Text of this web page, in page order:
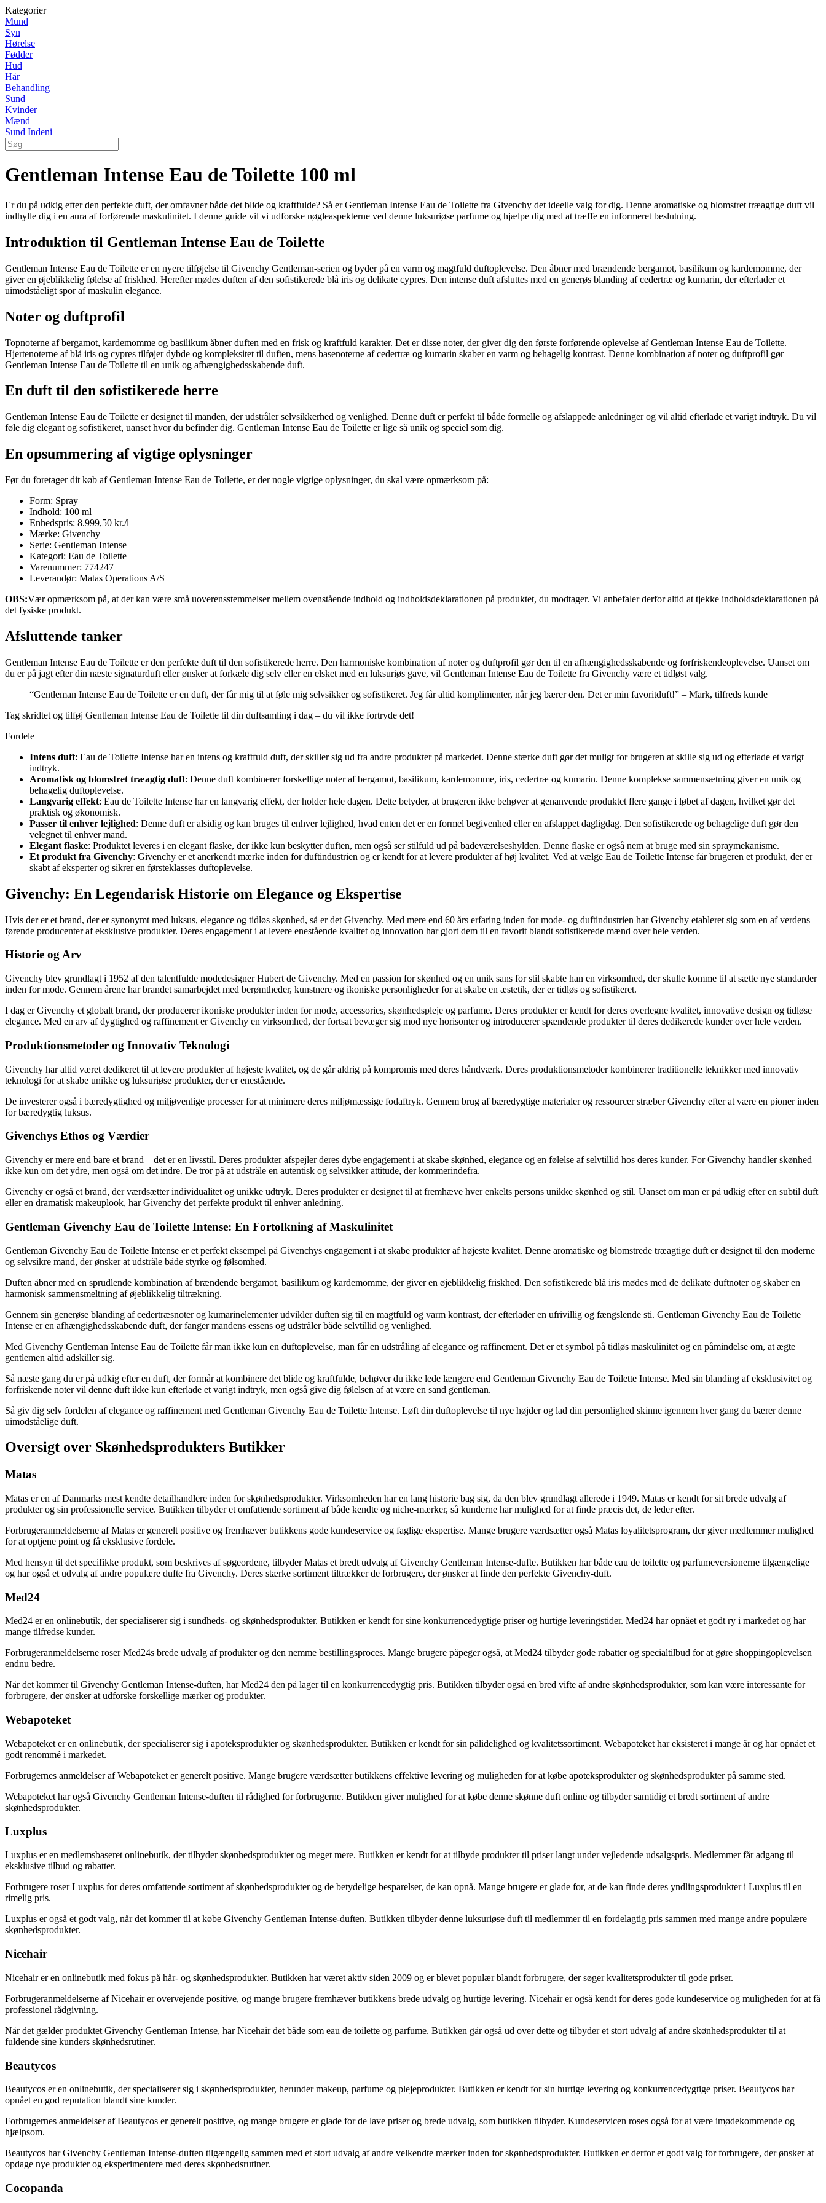
Kategorier
Mund
Syn
Hørelse
Fødder
Hud
Hår
Behandling
Sund
Kvinder
Mænd
Sund Indeni
Gentleman Intense Eau de Toilette 100 ml
Er du på udkig efter den perfekte duft, der omfavner både det blide og kraftfulde? Så er Gentleman Intense Eau de Toilette fra Givenchy det ideelle valg for dig. Denne aromatiske og blomstret træagtige duft vil
indhylle dig i en aura af forførende maskulinitet. I denne guide vil vi udforske nøgleaspekterne ved denne luksuriøse parfume og hjælpe dig med at træffe en informeret beslutning.
Introduktion til Gentleman Intense Eau de Toilette
Gentleman Intense Eau de Toilette er en nyere tilføjelse til Givenchy Gentleman-serien og byder på en varm og magtfuld duftoplevelse. Den åbner med brændende bergamot, basilikum og kardemomme, der
giver en øjeblikkelig følelse af friskhed. Herefter mødes duften af den sofistikerede blå iris og delikate cypres. Den intense duft afsluttes med en generøs blanding af cedertræ og kumarin, der efterlader et
uimodståeligt spor af maskulin elegance.
Noter og duftprofil
Topnoterne af bergamot, kardemomme og basilikum åbner duften med en frisk og kraftfuld karakter. Det er disse noter, der giver dig den første forførende oplevelse af Gentleman Intense Eau de Toilette.
Hjertenoterne af blå iris og cypres tilføjer dybde og kompleksitet til duften, mens basenoterne af cedertræ og kumarin skaber en varm og behagelig kontrast. Denne kombination af noter og duftprofil gør
Gentleman Intense Eau de Toilette til en unik og afhængighedsskabende duft.
En duft til den sofistikerede herre
Gentleman Intense Eau de Toilette er designet til manden, der udstråler selvsikkerhed og venlighed. Denne duft er perfekt til både formelle og afslappede anledninger og vil altid efterlade et varigt indtryk. Du vil
føle dig elegant og sofistikeret, uanset hvor du befinder dig. Gentleman Intense Eau de Toilette er lige så unik og speciel som dig.
En opsummering af vigtige oplysninger
Før du foretager dit køb af Gentleman Intense Eau de Toilette, er der nogle vigtige oplysninger, du skal være opmærksom på:
Form: Spray
Indhold: 100 ml
Enhedspris: 8.999,50 kr./l
Mærke: Givenchy
Serie: Gentleman Intense
Kategori: Eau de Toilette
Varenummer: 774247
Leverandør: Matas Operations A/S
OBS:Vær opmærksom på, at der kan være små uoverensstemmelser mellem ovenstående indhold og indholdsdeklarationen på produktet, du modtager. Vi anbefaler derfor altid at tjekke indholdsdeklarationen på
det fysiske produkt.
Afsluttende tanker
Gentleman Intense Eau de Toilette er den perfekte duft til den sofistikerede herre. Den harmoniske kombination af noter og duftprofil gør den til en afhængighedsskabende og forfriskendeoplevelse. Uanset om
du er på jagt efter din næste signaturduft eller ønsker at forkæle dig selv eller en elsket med en luksuriøs gave, vil Gentleman Intense Eau de Toilette fra Givenchy være et tidløst valg.
“Gentleman Intense Eau de Toilette er en duft, der får mig til at føle mig selvsikker og sofistikeret. Jeg får altid komplimenter, når jeg bærer den. Det er min favoritduft!” – Mark, tilfreds kunde
Tag skridtet og tilføj Gentleman Intense Eau de Toilette til din duftsamling i dag – du vil ikke fortryde det!
Fordele
Intens duft: Eau de Toilette Intense har en intens og kraftfuld duft, der skiller sig ud fra andre produkter på markedet. Denne stærke duft gør det muligt for brugeren at skille sig ud og efterlade et varigt
indtryk.
Aromatisk og blomstret træagtig duft: Denne duft kombinerer forskellige noter af bergamot, basilikum, kardemomme, iris, cedertræ og kumarin. Denne komplekse sammensætning giver en unik og
behagelig duftoplevelse.
Langvarig effekt: Eau de Toilette Intense har en langvarig effekt, der holder hele dagen. Dette betyder, at brugeren ikke behøver at genanvende produktet flere gange i løbet af dagen, hvilket gør det
praktisk og økonomisk.
Passer til enhver lejlighed: Denne duft er alsidig og kan bruges til enhver lejlighed, hvad enten det er en formel begivenhed eller en afslappet dagligdag. Den sofistikerede og behagelige duft gør den
velegnet til enhver mand.
Elegant flaske: Produktet leveres i en elegant flaske, der ikke kun beskytter duften, men også ser stilfuld ud på badeværelseshylden. Denne flaske er også nem at bruge med sin spraymekanisme.
Et produkt fra Givenchy: Givenchy er et anerkendt mærke inden for duftindustrien og er kendt for at levere produkter af høj kvalitet. Ved at vælge Eau de Toilette Intense får brugeren et produkt, der er
skabt af eksperter og sikrer en førsteklasses duftoplevelse.
Givenchy: En Legendarisk Historie om Elegance og Ekspertise
Hvis der er et brand, der er synonymt med luksus, elegance og tidløs skønhed, så er det Givenchy. Med mere end 60 års erfaring inden for mode- og duftindustrien har Givenchy etableret sig som en af verdens
førende producenter af eksklusive produkter. Deres engagement i at levere enestående kvalitet og innovation har gjort dem til en favorit blandt sofistikerede mænd over hele verden.
Historie og Arv
Givenchy blev grundlagt i 1952 af den talentfulde modedesigner Hubert de Givenchy. Med en passion for skønhed og en unik sans for stil skabte han en virksomhed, der skulle komme til at sætte nye standarder
inden for mode. Gennem årene har brandet samarbejdet med berømtheder, kunstnere og ikoniske personligheder for at skabe en æstetik, der er tidløs og sofistikeret.
I dag er Givenchy et globalt brand, der producerer ikoniske produkter inden for mode, accessories, skønhedspleje og parfume. Deres produkter er kendt for deres overlegne kvalitet, innovative design og tidløse
elegance. Med en arv af dygtighed og raffinement er Givenchy en virksomhed, der fortsat bevæger sig mod nye horisonter og introducerer spændende produkter til deres dedikerede kunder over hele verden.
Produktionsmetoder og Innovativ Teknologi
Givenchy har altid været dedikeret til at levere produkter af højeste kvalitet, og de går aldrig på kompromis med deres håndværk. Deres produktionsmetoder kombinerer traditionelle teknikker med innovativ
teknologi for at skabe unikke og luksuriøse produkter, der er enestående.
De investerer også i bæredygtighed og miljøvenlige processer for at minimere deres miljømæssige fodaftryk. Gennem brug af bæredygtige materialer og ressourcer stræber Givenchy efter at være en pioner inden
for bæredygtig luksus.
Givenchys Ethos og Værdier
Givenchy er mere end bare et brand – det er en livsstil. Deres produkter afspejler deres dybe engagement i at skabe skønhed, elegance og en følelse af selvtillid hos deres kunder. For Givenchy handler skønhed
ikke kun om det ydre, men også om det indre. De tror på at udstråle en autentisk og selvsikker attitude, der kommerindefra.
Givenchy er også et brand, der værdsætter individualitet og unikke udtryk. Deres produkter er designet til at fremhæve hver enkelts persons unikke skønhed og stil. Uanset om man er på udkig efter en subtil duft
eller en dramatisk makeuplook, har Givenchy det perfekte produkt til enhver anledning.
Gentleman Givenchy Eau de Toilette Intense: En Fortolkning af Maskulinitet
Gentleman Givenchy Eau de Toilette Intense er et perfekt eksempel på Givenchys engagement i at skabe produkter af højeste kvalitet. Denne aromatiske og blomstrede træagtige duft er designet til den moderne
og selvsikre mand, der ønsker at udstråle både styrke og følsomhed.
Duften åbner med en sprudlende kombination af brændende bergamot, basilikum og kardemomme, der giver en øjeblikkelig friskhed. Den sofistikerede blå iris mødes med de delikate duftnoter og skaber en
harmonisk sammensmeltning af øjeblikkelig tiltrækning.
Gennem sin generøse blanding af cedertræsnoter og kumarinelementer udvikler duften sig til en magtfuld og varm kontrast, der efterlader en ufrivillig og fængslende sti. Gentleman Givenchy Eau de Toilette
Intense er en afhængighedsskabende duft, der fanger mandens essens og udstråler både selvtillid og venlighed.
Med Givenchy Gentleman Intense Eau de Toilette får man ikke kun en duftoplevelse, man får en udstråling af elegance og raffinement. Det er et symbol på tidløs maskulinitet og en påmindelse om, at ægte
gentlemen altid adskiller sig.
Så næste gang du er på udkig efter en duft, der formår at kombinere det blide og kraftfulde, behøver du ikke lede længere end Gentleman Givenchy Eau de Toilette Intense. Med sin blanding af eksklusivitet og
forfriskende noter vil denne duft ikke kun efterlade et varigt indtryk, men også give dig følelsen af at være en sand gentleman.
Så giv dig selv fordelen af elegance og raffinement med Gentleman Givenchy Eau de Toilette Intense. Løft din duftoplevelse til nye højder og lad din personlighed skinne igennem hver gang du bærer denne
uimodståelige duft.
Oversigt over Skønhedsprodukters Butikker
Matas
Matas er en af Danmarks mest kendte detailhandlere inden for skønhedsprodukter. Virksomheden har en lang historie bag sig, da den blev grundlagt allerede i 1949. Matas er kendt for sit brede udvalg af
produkter og sin professionelle service. Butikken tilbyder et omfattende sortiment af både kendte og niche-mærker, så kunderne har mulighed for at finde præcis det, de leder efter.
Forbrugeranmeldelserne af Matas er generelt positive og fremhæver butikkens gode kundeservice og faglige ekspertise. Mange brugere værdsætter også Matas loyalitetsprogram, der giver medlemmer mulighed
for at optjene point og få eksklusive fordele.
Med hensyn til det specifikke produkt, som beskrives af søgeordene, tilbyder Matas et bredt udvalg af Givenchy Gentleman Intense-dufte. Butikken har både eau de toilette og parfumeversionerne tilgængelige
og har også et udvalg af andre populære dufte fra Givenchy. Deres stærke sortiment tiltrækker de forbrugere, der ønsker at finde den perfekte Givenchy-duft.
Med24
Med24 er en onlinebutik, der specialiserer sig i sundheds- og skønhedsprodukter. Butikken er kendt for sine konkurrencedygtige priser og hurtige leveringstider. Med24 har opnået et godt ry i markedet og har
mange tilfredse kunder.
Forbrugeranmeldelserne roser Med24s brede udvalg af produkter og den nemme bestillingsproces. Mange brugere påpeger også, at Med24 tilbyder gode rabatter og specialtilbud for at gøre shoppingoplevelsen
endnu bedre.
Når det kommer til Givenchy Gentleman Intense-duften, har Med24 den på lager til en konkurrencedygtig pris. Butikken tilbyder også en bred vifte af andre skønhedsprodukter, som kan være interessante for
forbrugere, der ønsker at udforske forskellige mærker og produkter.
Webapoteket
Webapoteket er en onlinebutik, der specialiserer sig i apoteksprodukter og skønhedsprodukter. Butikken er kendt for sin pålidelighed og kvalitetssortiment. Webapoteket har eksisteret i mange år og har opnået et
godt renommé i markedet.
Forbrugernes anmeldelser af Webapoteket er generelt positive. Mange brugere værdsætter butikkens effektive levering og muligheden for at købe apoteksprodukter og skønhedsprodukter på samme sted.
Webapoteket har også Givenchy Gentleman Intense-duften til rådighed for forbrugerne. Butikken giver mulighed for at købe denne skønne duft online og tilbyder samtidig et bredt sortiment af andre
skønhedsprodukter.
Luxplus
Luxplus er en medlemsbaseret onlinebutik, der tilbyder skønhedsprodukter og meget mere. Butikken er kendt for at tilbyde produkter til priser langt under vejledende udsalgspris. Medlemmer får adgang til
eksklusive tilbud og rabatter.
Forbrugere roser Luxplus for deres omfattende sortiment af skønhedsprodukter og de betydelige besparelser, de kan opnå. Mange brugere er glade for, at de kan finde deres yndlingsprodukter i Luxplus til en
rimelig pris.
Luxplus er også et godt valg, når det kommer til at købe Givenchy Gentleman Intense-duften. Butikken tilbyder denne luksuriøse duft til medlemmer til en fordelagtig pris sammen med mange andre populære
skønhedsprodukter.
Nicehair
Nicehair er en onlinebutik med fokus på hår- og skønhedsprodukter. Butikken har været aktiv siden 2009 og er blevet populær blandt forbrugere, der søger kvalitetsprodukter til gode priser.
Forbrugeranmeldelserne af Nicehair er overvejende positive, og mange brugere fremhæver butikkens brede udvalg og hurtige levering. Nicehair er også kendt for deres gode kundeservice og muligheden for at få
professionel rådgivning.
Når det gælder produktet Givenchy Gentleman Intense, har Nicehair det både som eau de toilette og parfume. Butikken går også ud over dette og tilbyder et stort udvalg af andre skønhedsprodukter til at
fuldende sine kunders skønhedsrutiner.
Beautycos
Beautycos er en onlinebutik, der specialiserer sig i skønhedsprodukter, herunder makeup, parfume og plejeprodukter. Butikken er kendt for sin hurtige levering og konkurrencedygtige priser. Beautycos har
opnået en god reputation blandt sine kunder.
Forbrugernes anmeldelser af Beautycos er generelt positive, og mange brugere er glade for de lave priser og brede udvalg, som butikken tilbyder. Kundeservicen roses også for at være imødekommende og
hjælpsom.
Beautycos har Givenchy Gentleman Intense-duften tilgængelig sammen med et stort udvalg af andre velkendte mærker inden for skønhedsprodukter. Butikken er derfor et godt valg for forbrugere, der ønsker at
opdage nye produkter og eksperimentere med deres skønhedsrutiner.
Cocopanda